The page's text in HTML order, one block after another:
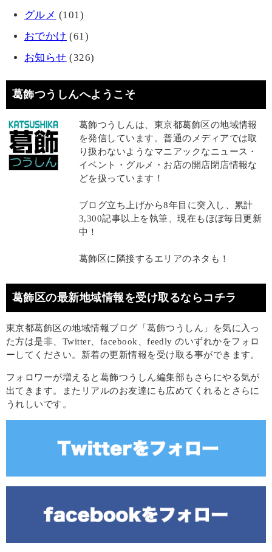
グルメ (101)
おでかけ (61)
お知らせ (326)
葛飾つうしんへようこそ
葛飾つうしんは、東京都葛飾区の地域情報
を発信しています。普通のメディアでは取
り扱わないようなマニアックなニュース・
イベント・グルメ・お店の開店閉店情報な
どを扱っています！
ブログ立ち上げから8年目に突入し、累計
3,300記事以上を執筆、現在もほぼ毎日更新
中！
葛飾区に隣接するエリアのネタも！
葛飾区の最新地域情報を受け取るならコチラ
東京都葛飾区の地域情報ブログ「葛飾つうしん」を気に入っ
た方は是非、Twitter、facebook、feedly のいずれかをフォロ
ーしてください。新着の更新情報を受け取る事ができます。
フォロワーが増えると葛飾つうしん編集部もさらにやる気が
出てきます。またリアルのお友達にも広めてくれるとさらに
うれしいです。